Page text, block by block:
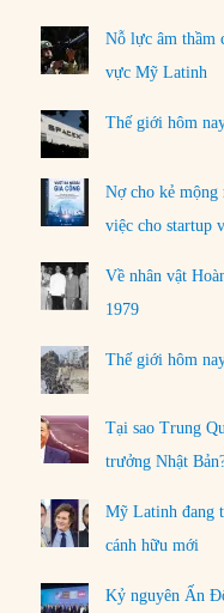
Nỗ lực âm thầm
vực Mỹ Latinh
Thế giới hôm
Nợ cho kẻ mộng
việc cho startup
Về nhân vật
1979
Thế giới hôm
Tại sao Trung
trưởng Nhật
Mỹ Latinh đang
cánh hữu mới
Kỷ nguyên Ấn